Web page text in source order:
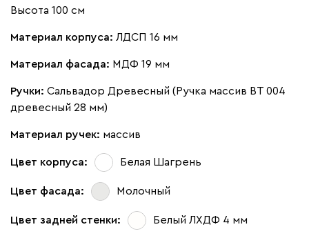
Высота 100 см
Материал корпуса: ЛДСП 16 мм
Материал фасада: МДФ 19 мм
Ручки: Сальвадор Древесный (Ручка массив ВТ 004
древесный 28 мм)
Материал ручек: массив
Цвет корпуса: Белая Шагрень
Цвет фасада: Молочный
Цвет задней стенки: Белый ЛХДФ 4 мм